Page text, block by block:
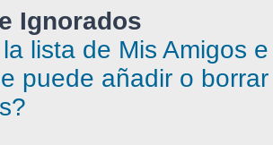
Ignorados
lista de Mis Amigos
puede añadir o